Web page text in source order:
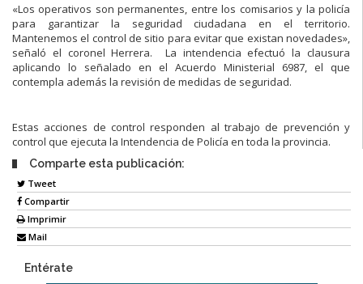
«Los operativos son permanentes, entre los comisarios y la policía
para garantizar la seguridad ciudadana en el territorio.
Mantenemos el control de sitio para evitar que existan novedades»,
señaló el coronel Herrera. La intendencia efectuó la clausura
aplicando lo señalado en el Acuerdo Ministerial 6987, el que
contempla además la revisión de medidas de seguridad.
Estas acciones de control responden al trabajo de prevención y
control que ejecuta la Intendencia de Policía en toda la provincia.
Comparte esta publicación:
Tweet
Compartir
Imprimir
Mail
Entérate